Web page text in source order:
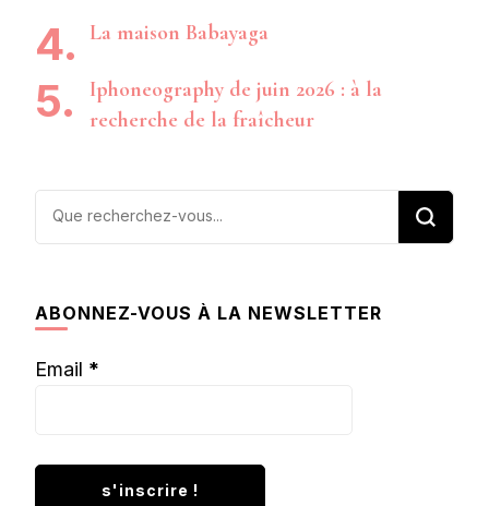
La maison Babayaga
Iphoneography de juin 2026 : à la
recherche de la fraîcheur
Vous
recherchiez
ABONNEZ-VOUS À LA NEWSLETTER
Email *